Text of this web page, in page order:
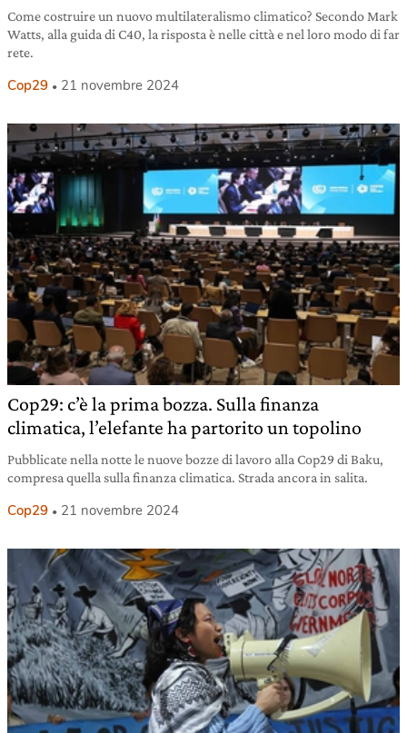
Come costruire un nuovo multilateralismo climatico? Secondo Mark
Watts, alla guida di C40, la risposta è nelle città e nel loro modo di far
rete.
Cop29 21 novembre 2024
Cop29: c’è la prima bozza. Sulla finanza
climatica, l’elefante ha partorito un topolino
Pubblicate nella notte le nuove bozze di lavoro alla Cop29 di Baku,
compresa quella sulla finanza climatica. Strada ancora in salita.
Cop29 21 novembre 2024